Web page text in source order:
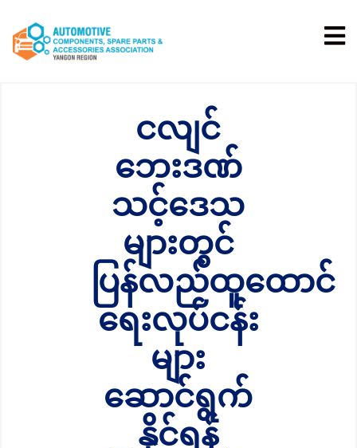
ငလျင်
ဘေးဒဏ်
သင့်ဒေသ
များတွင်
ပြန်လည်ထူထောင်
ရေးလုပ်ငန်း
များ
ဆောင်ရွက်
နိုင်ရန်